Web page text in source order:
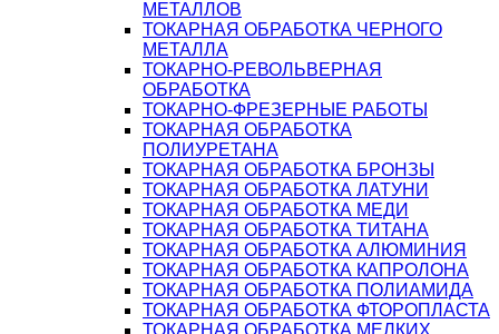
МЕТАЛЛОВ
ТОКАРНАЯ ОБРАБОТКА ЧЕРНОГО
МЕТАЛЛА
ТОКАРНО-РЕВОЛЬВЕРНАЯ
ОБРАБОТКА
ТОКАРНО-ФРЕЗЕРНЫЕ РАБОТЫ
ТОКАРНАЯ ОБРАБОТКА
ПОЛИУРЕТАНА
ТОКАРНАЯ ОБРАБОТКА БРОНЗЫ
ТОКАРНАЯ ОБРАБОТКА ЛАТУНИ
ТОКАРНАЯ ОБРАБОТКА МЕДИ
ТОКАРНАЯ ОБРАБОТКА ТИТАНА
ТОКАРНАЯ ОБРАБОТКА АЛЮМИНИЯ
ТОКАРНАЯ ОБРАБОТКА КАПРОЛОНА
ТОКАРНАЯ ОБРАБОТКА ПОЛИАМИДА
ТОКАРНАЯ ОБРАБОТКА ФТОРОПЛАСТА